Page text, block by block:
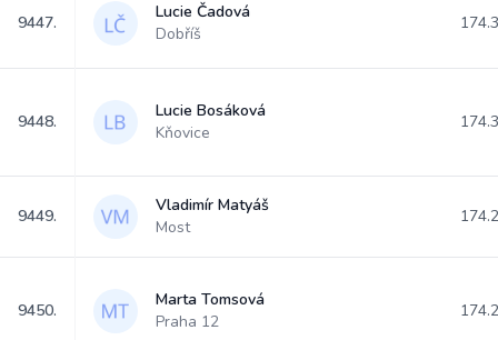
9447.
Lucie Čadová
Dobříš
9448.
Lucie Bosáková
Kňovice
9449.
Vladimír Matyáš
Most
9450.
Marta Tomsová
Praha 12